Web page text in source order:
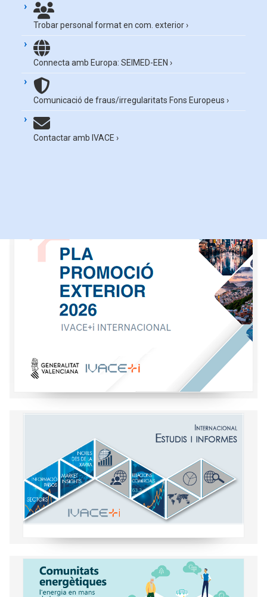
Trobar personal format en com. exterior›
Connecta amb Europa: SEIMED-EEN ›
Comunicació de fraus/irregularitats Fons Europeus ›
Contactar amb IVACE ›
principals mercats internacionals
Coneix les comunitats energètiques